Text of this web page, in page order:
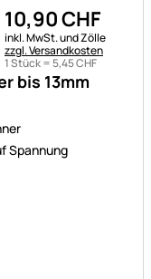
bis 13mm
Spannung
10,90CHF
Steuerhinweis:
inkl. MwSt. und Zölle
zzgl. Versandkosten
1 Stück = 5,45CHF